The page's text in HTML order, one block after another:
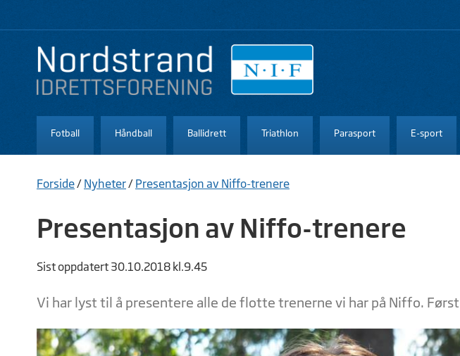
Fotball Håndball Ballidrett Triathlon Parasport E-sport
Forside/ Nyheter/ Presentasjon av Niffo-trenere
Presentasjon av Niffo-trenere
Sist oppdatert 30.10.2018 kl.9.45
Vi har lyst til å presentere alle de flotte trenerne vi har på Niffo.